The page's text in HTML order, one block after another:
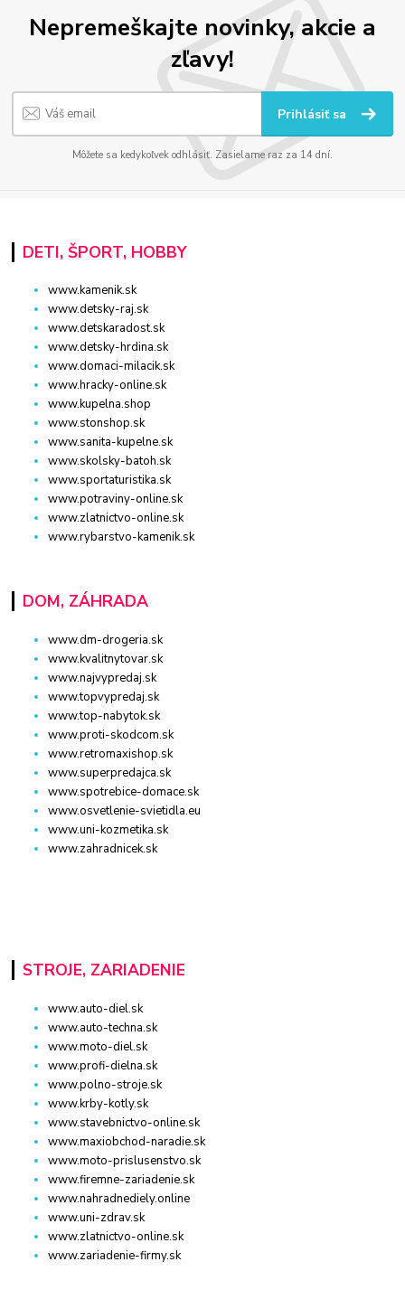
Nepremeškajte novinky, akcie a
zľavy!
Prihlásiť sa
Môžete sa kedykoľvek odhlásiť. Zasielame raz za 14 dní.
DETI, ŠPORT, HOBBY
www.kamenik.sk
www.detsky-raj.sk
www.detskaradost.sk
www.detsky-hrdina.sk
www.domaci-milacik.sk
www.hracky-online.sk
www.kupelna.shop
www.stonshop.sk
www.sanita-kupelne.sk
www.skolsky-batoh.sk
www.sportaturistika.sk
www.potraviny-online.sk
www.zlatnictvo-online.sk
www.rybarstvo-kamenik.sk
DOM, ZÁHRADA
www.dm-drogeria.sk
www.kvalitnytovar.sk
www.najvypredaj.sk
www.topvypredaj.sk
www.top-nabytok.sk
www.proti-skodcom.sk
www.retromaxishop.sk
www.superpredajca.sk
www.spotrebice-domace.sk
www.osvetlenie-svietidla.eu
www.uni-kozmetika.sk
www.zahradnicek.sk
STROJE, ZARIADENIE
www.auto-diel.sk
www.auto-techna.sk
www.moto-diel.sk
www.profi-dielna.sk
www.polno-stroje.sk
www.krby-kotly.sk
www.stavebnictvo-online.sk
www.maxiobchod-naradie.sk
www.moto-prislusenstvo.sk
www.firemne-zariadenie.sk
www.nahradnediely.online
www.uni-zdrav.sk
www.zlatnictvo-online.sk
www.zariadenie-firmy.sk